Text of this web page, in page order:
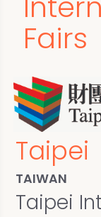
Fairs
Taipei
TAIWAN
Taipei